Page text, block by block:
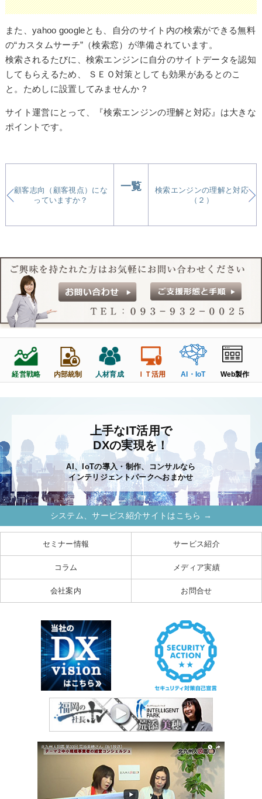
また、yahoo googleとも、自分のサイト内の検索ができる無料
の“カスタムサーチ”（検索窓）が準備されています。
検索されるたびに、検索エンジンに自分のサイトデータを認知
してもらえるため、 ＳＥＯ対策としても効果があるとのこ
と。ためしに設置してみませんか？
サイト運営にとって、『検索エンジンの理解と対応』は大きな
ポイントです。
顧客志向（顧客視点）にな
っていますか？
一覧
検索エンジンの理解と対応
（２）
経営戦略 内部統制 人材育成 ＩＴ活用 AI・IoT Web製作
上手なIT活用で
DXの実現を！
AI、IoTの導入・制作、コンサルなら
インテリジェントパークへおまかせ
システム、サービス紹介サイトはこちら →
セミナー情報 サービス紹介
コラム メディア実績
会社案内 お問合せ